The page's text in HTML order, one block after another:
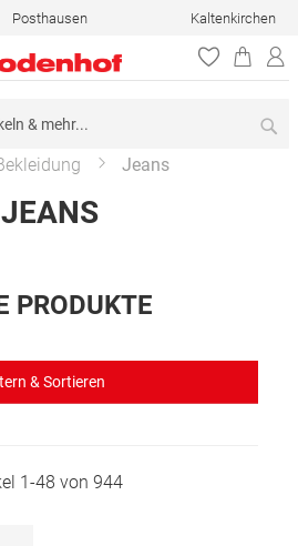
Posthausen Kaltenkirchen
Jeans
JEANS
PRODUKTE
& Sortieren
1-48 von 944